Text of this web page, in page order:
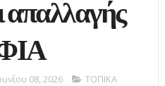
απαλλαγής
08, 2026 ΤΟΠΙΚΑ